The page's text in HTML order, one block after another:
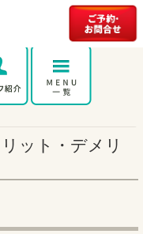
ット・デメリ